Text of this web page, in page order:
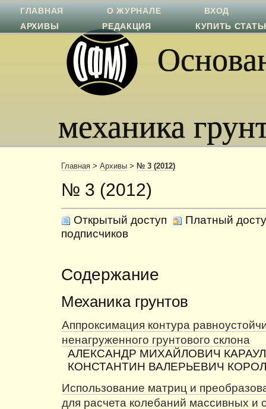
механика
ГЛАВНАЯ О ЖУРНАЛЕ
ВХОД
АРХИВЫ
РЕДАКЦИЯ КУПИТЬ
Главная > Архивы > № 3 (2012)
№ 3 (2012)
Открытый доступ
Платный
подписчиков
Содержание
Механика грунтов
Аппроксимация контура
ненагруженного грунтового склона
АЛЕКСАНДР МИХАЙЛОВИЧ
КОНСТАНТИН ВАЛЕРЬЕВИЧ
Использование матриц и
для расчета колебаний массивных и